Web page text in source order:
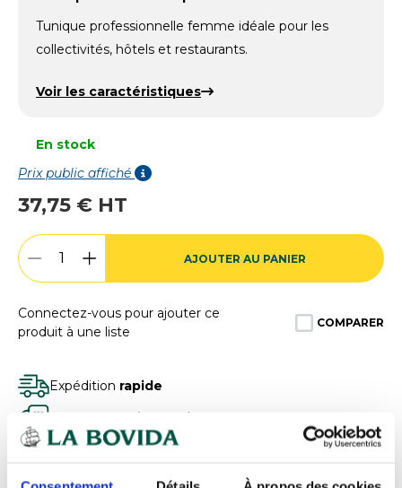
Tunique professionnelle femme idéale pour les
collectivités, hôtels et restaurants.
Voir les caractéristiques
En stock
Prix public affiché
37,75 € HT
AJOUTER AU PANIER
Connectez-vous pour ajouter ce
produit à une liste
COMPARER
Expédition rapide
à votre écoute
Paiement100% sécurisé
Devisgratuits